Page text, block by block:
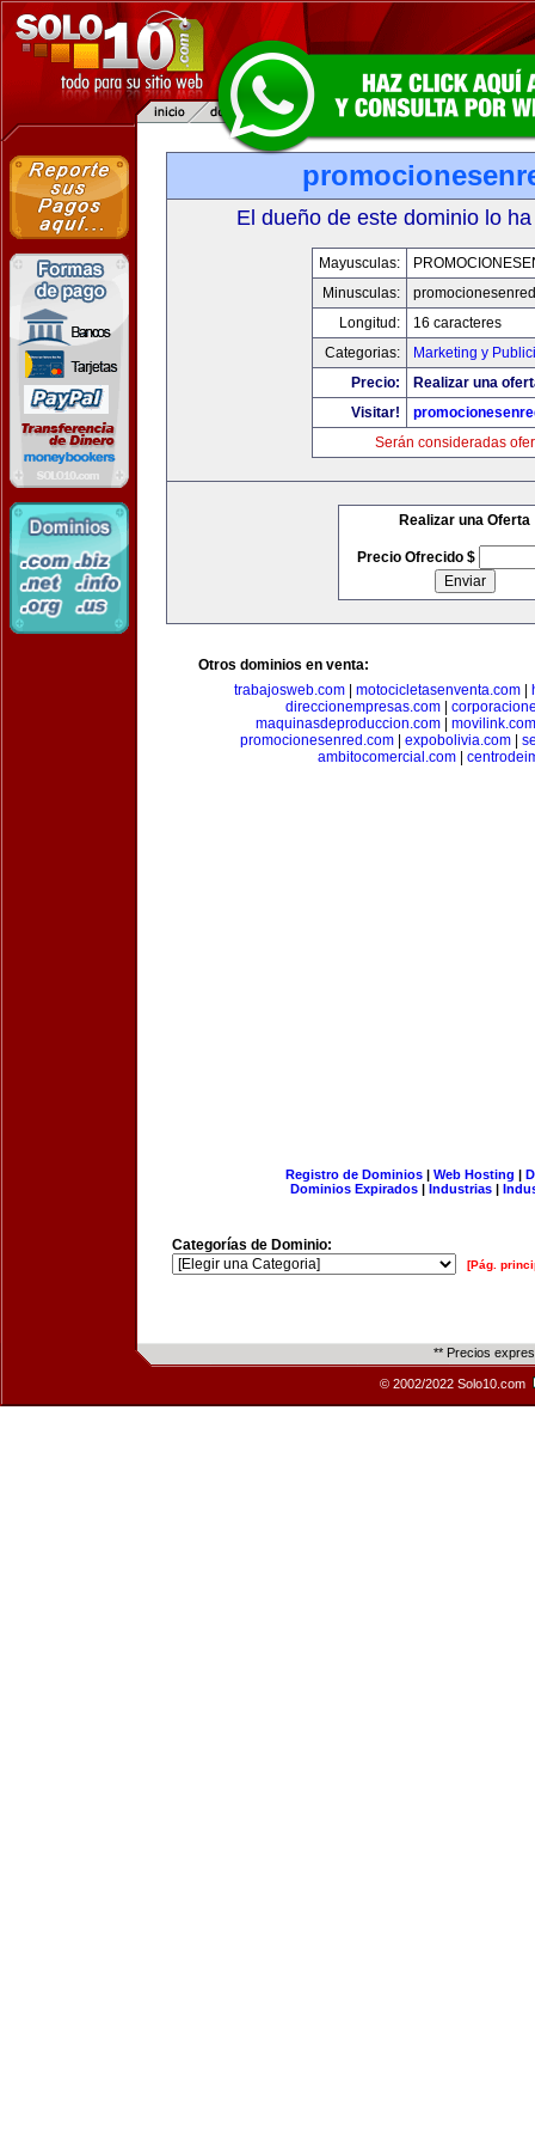
El dueño de este dominio lo
Mayusculas:
Minusculas:
Longitud:
16 caracteres
Categorias:
Marketing y
Precio:
Realizar una
Visitar!
Serán consideradas
Realizar una Oferta
Precio Ofrecido $
Otros dominios en venta:
trabajosweb.com| motocicletasenventa.com|
direccionempresas.com|
maquinasdeproduccion.com
movilink.com
promocionesenred.com| expobolivia.com|
ambitocomercial.com
Registro de Dominios| Web Hosting |
Dominios Expirados | Industrias |
Categorías de Dominio:
[Pág.
** Precios
© 2002/2022 Solo10.com